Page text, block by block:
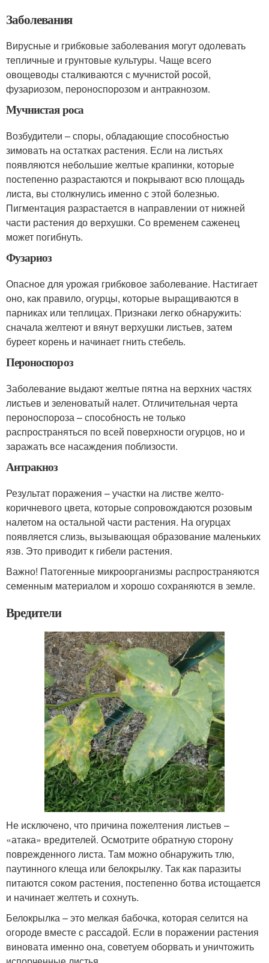
Заболевания
Вирусные и грибковые заболевания могут одолевать
тепличные и грунтовые культуры. Чаще всего
овощеводы сталкиваются с мучнистой росой,
фузариозом, пероноспорозом и антракнозом.
Мучнистая роса
Возбудители – споры, обладающие способностью
зимовать на остатках растения. Если на листьях
появляются небольшие желтые крапинки, которые
постепенно разрастаются и покрывают всю площадь
листа, вы столкнулись именно с этой болезнью.
Пигментация разрастается в направлении от нижней
части растения до верхушки. Со временем саженец
может погибнуть.
Фузариоз
Опасное для урожая грибковое заболевание. Настигает
оно, как правило, огурцы, которые выращиваются в
парниках или теплицах. Признаки легко обнаружить:
сначала желтеют и вянут верхушки листьев, затем
буреет корень и начинает гнить стебель.
Пероноспороз
Заболевание выдают желтые пятна на верхних частях
листьев и зеленоватый налет. Отличительная черта
пероноспороза – способность не только
распространяться по всей поверхности огурцов, но и
заражать все насаждения поблизости.
Антракноз
Результат поражения – участки на листве желто-
коричневого цвета, которые сопровождаются розовым
налетом на остальной части растения. На огурцах
появляется слизь, вызывающая образование маленьких
язв. Это приводит к гибели растения.
Важно! Патогенные микроорганизмы распространяются
семенным материалом и хорошо сохраняются в земле.
Вредители
Не исключено, что причина пожелтения листьев –
«атака» вредителей. Осмотрите обратную сторону
поврежденного листа. Там можно обнаружить тлю,
паутинного клеща или белокрылку. Так как паразиты
питаются соком растения, постепенно ботва истощается
и начинает желтеть и сохнуть.
Белокрылка – это мелкая бабочка, которая селится на
огороде вместе с рассадой. Если в поражении растения
виновата именно она, советуем оборвать и уничтожить